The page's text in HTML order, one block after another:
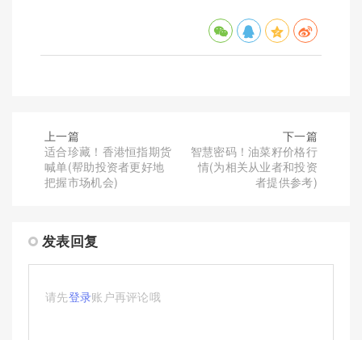
上一篇
适合珍藏！香港恒指期货
喊单(帮助投资者更好地
把握市场机会)
下一篇
智慧密码！油菜籽价格行
情(为相关从业者和投资
者提供参考)
发表回复
请先登录账户再评论哦